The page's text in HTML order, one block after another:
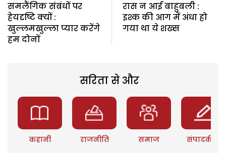
समलैंगिक संबंधों पर
हेयदृष्टि क्यों :
खुल्लमखुल्ला प्यार करेंगे
हम दोनों
रास न आई बाहुबली :
इश्क की आग में अंधा हो
गया था ये शख्स
सरिता से और
कहानी राजनीति समाज संपादकीय